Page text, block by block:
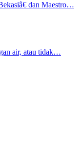
dan Maestro…
air, atau tidak…